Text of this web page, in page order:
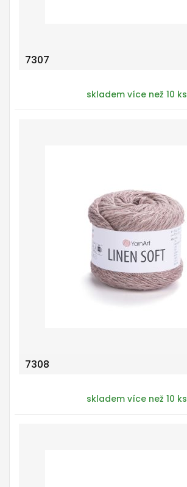
7307
skladem více než 10 ks
7308
skladem více než 10 ks